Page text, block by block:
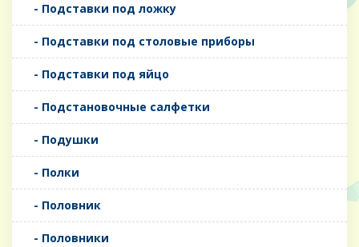
- Подставки под ложку
- Подставки под столовые приборы
- Подставки под яйцо
- Подстановочные салфетки
- Подушки
- Полки
- Половник
- Половники